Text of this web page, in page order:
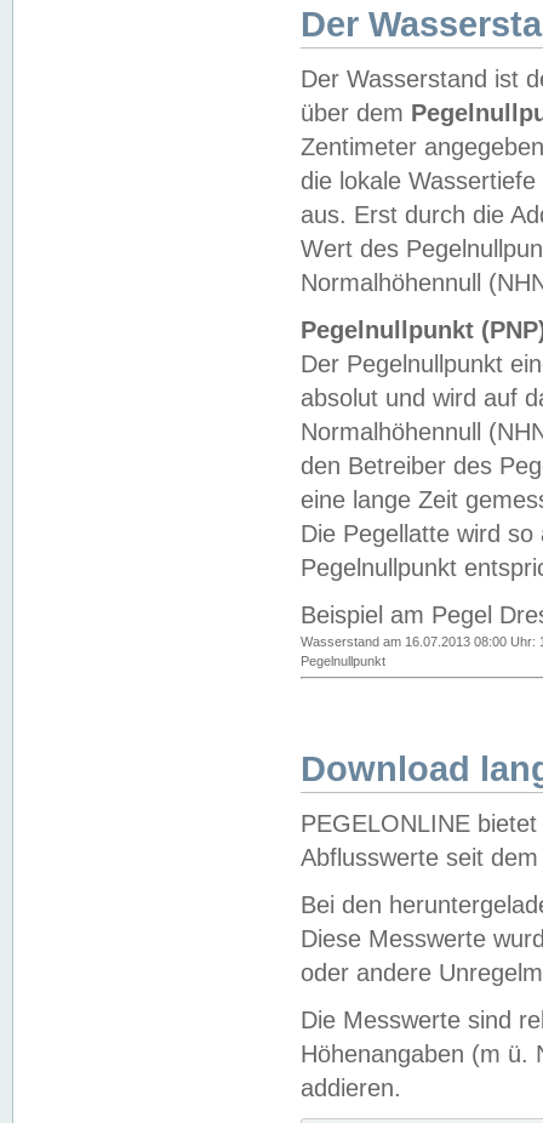
Der
Der Wasserstand ist
über dem
Zentimeter
die lokale
aus. Erst durch die
Wert des
Normalhöhennull
Pegelnullpunkt
Der Pegelnullpunkt
absolut und wird auf
Normalhöhennull
den Betreiber des
eine lange Zeit
Die Pegellatte wird
Pegelnullpunkt
Beispiel am Pegel
Wasserstand am 16.07.2013 08:00 Uhr:
Pegelnullpunkt
Download
PEGELONLINE
Abflusswerte seit
Bei den
Diese Messwerte
oder andere
Die Messwerte sind
Höhenangaben (m ü.
addieren.